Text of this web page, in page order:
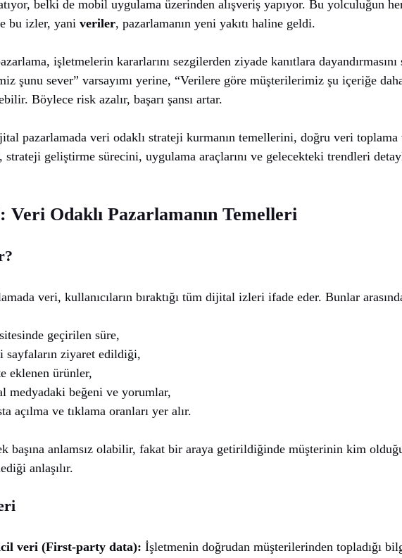
belki de mobil uygulama üzerinden alışveriş yapıyor. Bu yolculuğun
bu izler, yani veriler, pazarlamanın yeni yakıtı haline geldi.
işletmelerin kararlarını sezgilerden ziyade kanıtlara dayandırmasını
şunu sever” varsayımı yerine, “Verilere göre müşterilerimiz şu içeriğe
Böylece risk azalır, başarı şansı artar.
pazarlamada veri odaklı strateji kurmanın temellerini, doğru veri toplama
geliştirme sürecini, uygulama araçlarını ve gelecekteki trendleri
Veri Odaklı Pazarlamanın Temelleri
veri, kullanıcıların bıraktığı tüm dijital izleri ifade eder. Bunlar
geçirilen süre,
sayfaların ziyaret edildiği,
eklenen ürünler,
medyadaki beğeni ve yorumlar,
açılma ve tıklama oranları yer alır.
başına anlamsız olabilir, fakat bir araya getirildiğinde müşterinin kim
anlaşılır.
veri (First-party data): İşletmenin doğrudan müşterilerinden topladığı